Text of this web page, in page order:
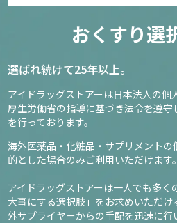
おくすり選
選ばれ続けて25年以上。
アイドラッグストアーは日本法人の個
厚生労働省の指導に基づき法令を遵守
を行っております。
海外医薬品・化粧品・サプリメントの
的とした場合のみご利用いただけます。
アイドラッグストアーは一人でも多く
大事にする選択肢」をお求めいただけ
外サプライヤーからの手配を迅速に行